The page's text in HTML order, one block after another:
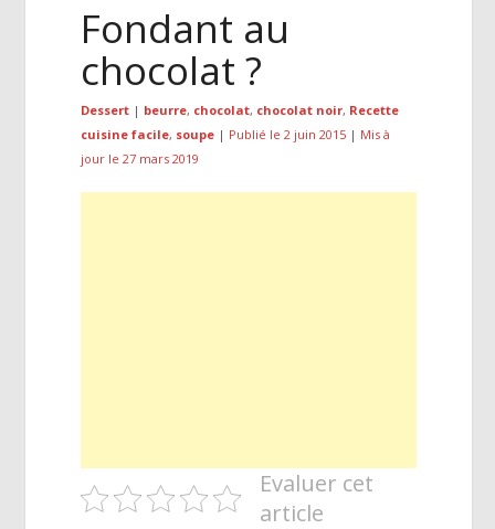
Fondant au
chocolat ?
Dessert | beurre, chocolat, chocolat noir, Recette
cuisine facile, soupe | Publié le 2 juin 2015 | Mis à
jour le 27 mars 2019
Evaluer cet
article